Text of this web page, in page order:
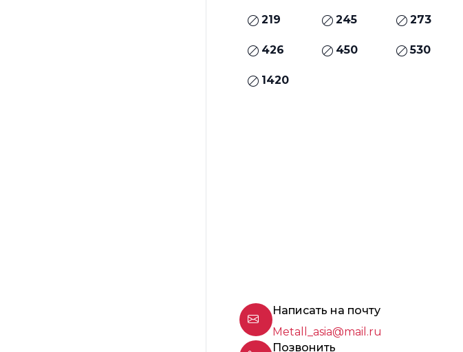
219 245 273
426 450 530
1420
Написать на почту
Metall_asia@mail.ru
Позвонить